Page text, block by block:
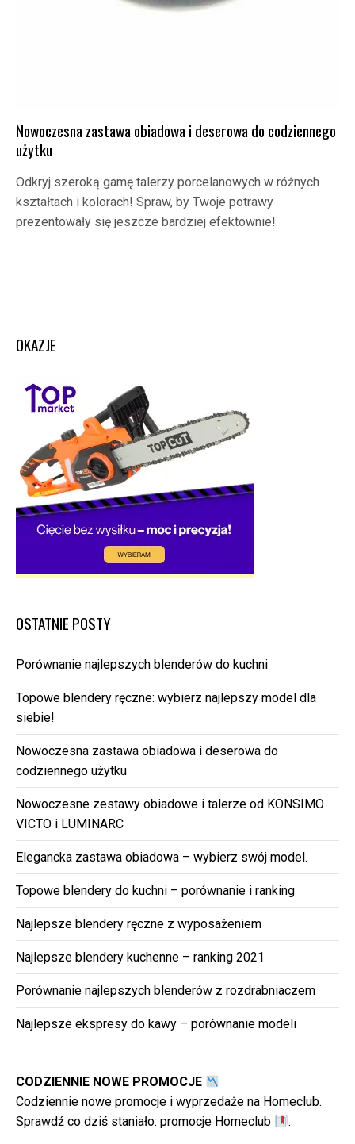
Nowoczesna zastawa obiadowa i deserowa do codziennego
użytku
Odkryj szeroką gamę talerzy porcelanowych w różnych
kształtach i kolorach! Spraw, by Twoje potrawy
prezentowały się jeszcze bardziej efektownie!
OKAZJE
OSTATNIE POSTY
Porównanie najlepszych blenderów do kuchni
Topowe blendery ręczne: wybierz najlepszy model dla
siebie!
Nowoczesna zastawa obiadowa i deserowa do
codziennego użytku
Nowoczesne zestawy obiadowe i talerze od KONSIMO
VICTO i LUMINARC
Elegancka zastawa obiadowa – wybierz swój model.
Topowe blendery do kuchni – porównanie i ranking
Najlepsze blendery ręczne z wyposażeniem
Najlepsze blendery kuchenne – ranking 2021
Porównanie najlepszych blenderów z rozdrabniaczem
Najlepsze ekspresy do kawy – porównanie modeli
CODZIENNIE NOWE PROMOCJE
Codziennie nowe promocje i wyprzedaże na Homeclub.
Sprawdź co dziś staniało: promocje Homeclub .